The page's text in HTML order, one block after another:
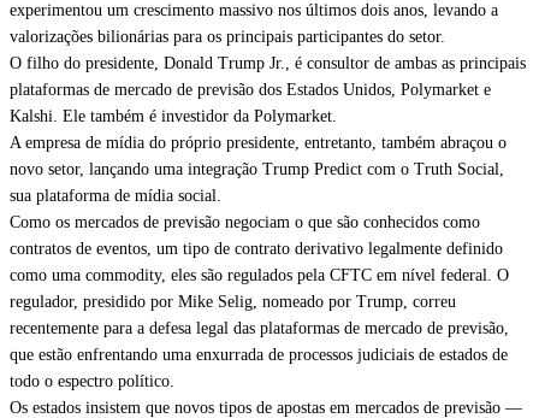
experimentou um crescimento massivo nos últimos dois anos, levando a
valorizações bilionárias para os principais participantes do setor.
O filho do presidente, Donald Trump Jr., é consultor de ambas as principais
plataformas de mercado de previsão dos Estados Unidos, Polymarket e
Kalshi. Ele também é investidor da Polymarket.
A empresa de mídia do próprio presidente, entretanto, também abraçou o
novo setor, lançando uma integração Trump Predict com o Truth Social,
sua plataforma de mídia social.
Como os mercados de previsão negociam o que são conhecidos como
contratos de eventos, um tipo de contrato derivativo legalmente definido
como uma commodity, eles são regulados pela CFTC em nível federal. O
regulador, presidido por Mike Selig, nomeado por Trump, correu
recentemente para a defesa legal das plataformas de mercado de previsão,
que estão enfrentando uma enxurrada de processos judiciais de estados de
todo o espectro político.
Os estados insistem que novos tipos de apostas em mercados de previsão —